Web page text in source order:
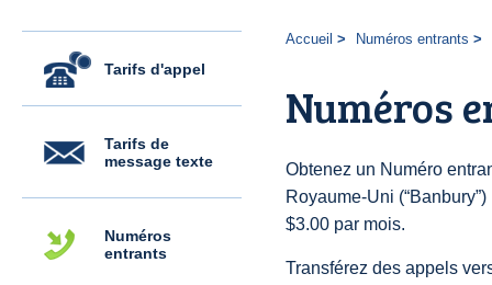
Tarifs d'appel
Tarifs de
message texte
Numéros
entrants
Accueil Numéros entrants
Numéros
Obtenez un Numéro
Royaume-Uni
$3.00 par mois.
Transférez des appels